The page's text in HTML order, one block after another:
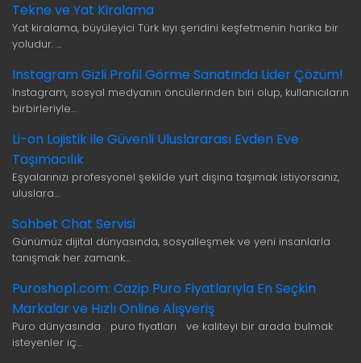
Tekne ve Yat Kiralama
Yat kiralama, büyüleyici Türk kıyı şeridini keşfetmenin harika bir
yoludur. …
Instagram Gizli Profil Görme Sanatında Lider Çözüm!
Instagram, sosyal medyanın öncülerinden biri olup, kullanıcıların
birbirleriyle…
Li-on Lojistik ile Güvenli Uluslararası Evden Eve
Taşımacılık
Eşyalarınızı profesyonel şekilde yurt dışına taşımak istiyorsanız,
uluslara…
Sohbet Chat Servisi
Günümüz dijital dünyasında, sosyalleşmek ve yeni insanlarla
tanışmak her zamank…
Puroshop1.com: Cazip Puro Fiyatlarıyla En Seçkin
Markalar ve Hızlı Online Alışveriş
Puro dünyasında puro fiyatları ve kaliteyi bir arada bulmak
isteyenler iç…